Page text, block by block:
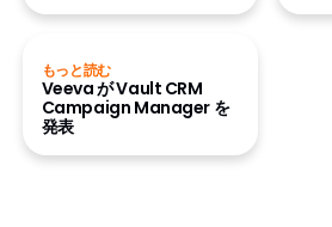
もっと読む
Veeva が Vault CRM
Campaign Manager を
発表